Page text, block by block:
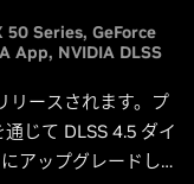
50 Series GeForce
App NVIDIA DLSS
リースされます。プ
じて DLSS 4.5 ダイ
アップグレードしま